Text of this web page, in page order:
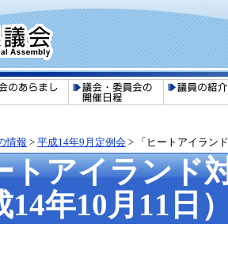
情報 > 平成14年9月定例会> 「ヒートアイラン
トアイランド
14年10月11日